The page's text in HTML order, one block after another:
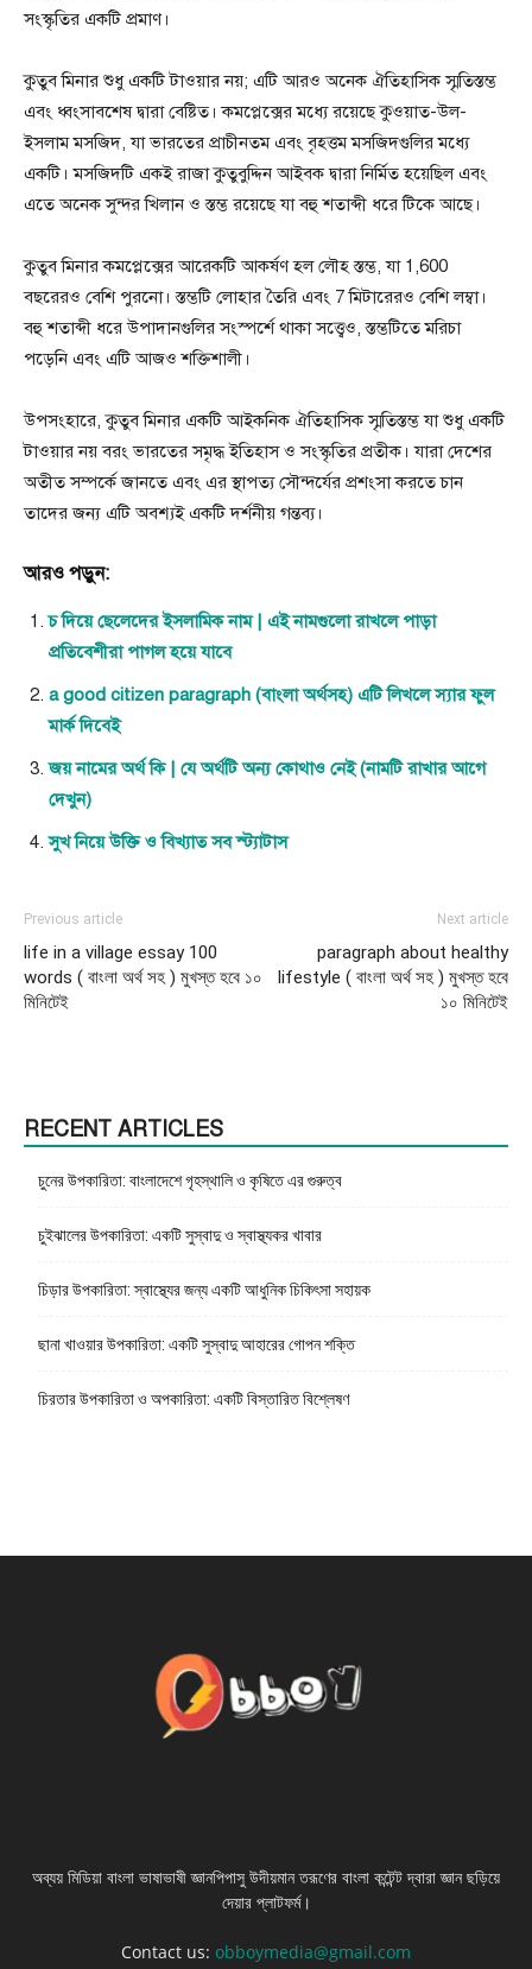
সংস্কৃতির একটি প্রমাণ।
কুতুব মিনার শুধু একটি টাওয়ার নয়; এটি আরও অনেক ঐতিহাসিক স্মৃতিস্তম্ভ
এবং ধ্বংসাবশেষ দ্বারা বেষ্টিত। কমপ্লেক্সের মধ্যে রয়েছে কুওয়াত-উল-
ইসলাম মসজিদ, যা ভারতের প্রাচীনতম এবং বৃহত্তম মসজিদগুলির মধ্যে
একটি। মসজিদটি একই রাজা কুতুবুদ্দিন আইবক দ্বারা নির্মিত হয়েছিল এবং
এতে অনেক সুন্দর খিলান ও স্তম্ভ রয়েছে যা বহু শতাব্দী ধরে টিকে আছে।
কুতুব মিনার কমপ্লেক্সের আরেকটি আকর্ষণ হল লৌহ স্তম্ভ, যা 1,600
বছরেরও বেশি পুরনো। স্তম্ভটি লোহার তৈরি এবং 7 মিটারেরও বেশি লম্বা।
বহু শতাব্দী ধরে উপাদানগুলির সংস্পর্শে থাকা সত্ত্বেও, স্তম্ভটিতে মরিচা
পড়েনি এবং এটি আজও শক্তিশালী।
উপসংহারে, কুতুব মিনার একটি আইকনিক ঐতিহাসিক স্মৃতিস্তম্ভ যা শুধু একটি
টাওয়ার নয় বরং ভারতের সমৃদ্ধ ইতিহাস ও সংস্কৃতির প্রতীক। যারা দেশের
অতীত সম্পর্কে জানতে এবং এর স্থাপত্য সৌন্দর্যের প্রশংসা করতে চান
তাদের জন্য এটি অবশ্যই একটি দর্শনীয় গন্তব্য।
আরও পড়ুন:
চ দিয়ে ছেলেদের ইসলামিক নাম | এই নামগুলো রাখলে পাড়া
প্রতিবেশীরা পাগল হয়ে যাবে
a good citizen paragraph (বাংলা অর্থসহ) এটি লিখলে স্যার ফুল
মার্ক দিবেই
জয় নামের অর্থ কি | যে অর্থটি অন্য কোথাও নেই (নামটি রাখার আগে
দেখুন)
সুখ নিয়ে উক্তি ও বিখ্যাত সব স্ট্যাটাস
Previous article
life in a village essay 100
words ( বাংলা অর্থ সহ ) মুখস্ত হবে ১০
মিনিটেই
Next article
paragraph about healthy
lifestyle ( বাংলা অর্থ সহ ) মুখস্ত হবে
১০ মিনিটেই
RECENT ARTICLES
চুনের উপকারিতা: বাংলাদেশে গৃহস্থালি ও কৃষিতে এর গুরুত্ব
চুইঝালের উপকারিতা: একটি সুস্বাদু ও স্বাস্থ্যকর খাবার
চিড়ার উপকারিতা: স্বাস্থ্যের জন্য একটি আধুনিক চিকিৎসা সহায়ক
ছানা খাওয়ার উপকারিতা: একটি সুস্বাদু আহারের গোপন শক্তি
চিরতার উপকারিতা ও অপকারিতা: একটি বিস্তারিত বিশ্লেষণ
অব্যয় মিডিয়া বাংলা ভাষাভাষী জ্ঞানপিপাসু উদীয়মান তরূণের বাংলা কন্টেন্ট দ্বারা জ্ঞান ছড়িয়ে
দেয়ার প্লাটফর্ম।
Contact us: obboymedia@gmail.com